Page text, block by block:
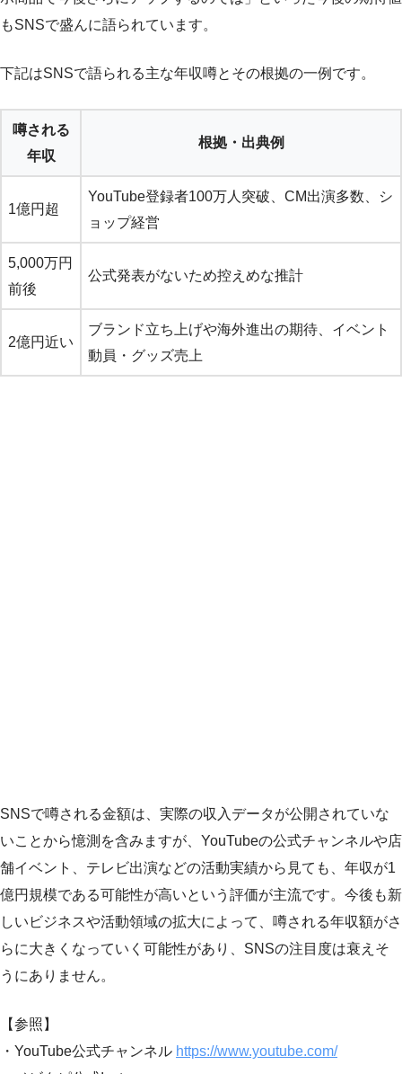
もSNSで盛んに語られています。
下記はSNSで語られる主な年収噂とその根拠の一例です。
噂される
年収
根拠・出典例
1億円超
YouTube登録者100万人突破、CM出演多数、シ
ョップ経営
5,000万円
前後
公式発表がないため控えめな推計
2億円近い
ブランド立ち上げや海外進出の期待、イベント
動員・グッズ売上
SNSで噂される金額は、実際の収入データが公開されていな
いことから憶測を含みますが、YouTubeの公式チャンネルや店
舗イベント、テレビ出演などの活動実績から見ても、年収が1
億円規模である可能性が高いという評価が主流です。今後も新
しいビジネスや活動領域の拡大によって、噂される年収額がさ
らに大きくなっていく可能性があり、SNSの注目度は衰えそ
うにありません。
【参照】
・YouTube公式チャンネル https://www.youtube.com/